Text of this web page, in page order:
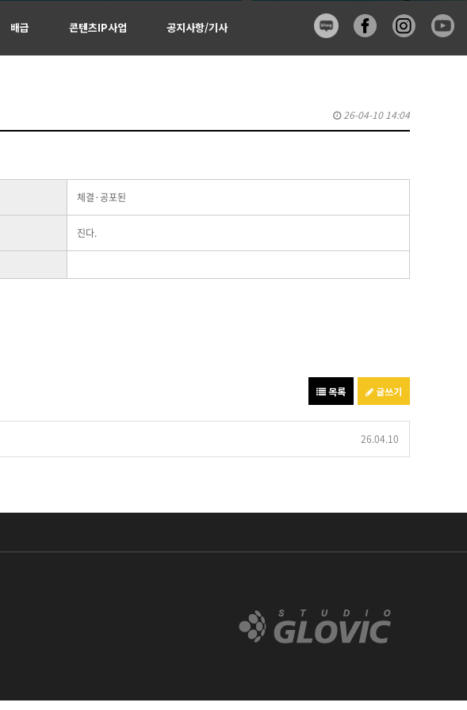
배급 콘텐츠IP사업 공지사항/기사
26-04-10 14:04
체결·공포된
진다.
목록 글쓰기
26.04.10